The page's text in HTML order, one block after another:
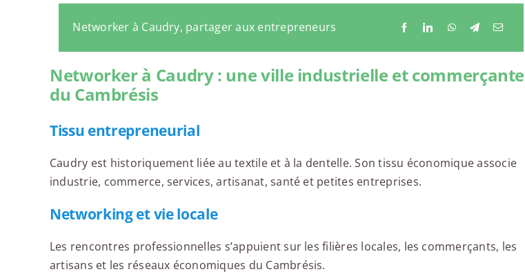
Networker à Caudry, partager aux entrepreneurs
Networker à Caudry : une ville industrielle et commerçante
du Cambrésis
Tissu entrepreneurial
Caudry est historiquement liée au textile et à la dentelle. Son tissu économique associe
industrie, commerce, services, artisanat, santé et petites entreprises.
Networking et vie locale
Les rencontres professionnelles s’appuient sur les filières locales, les commerçants, les
artisans et les réseaux économiques du Cambrésis.